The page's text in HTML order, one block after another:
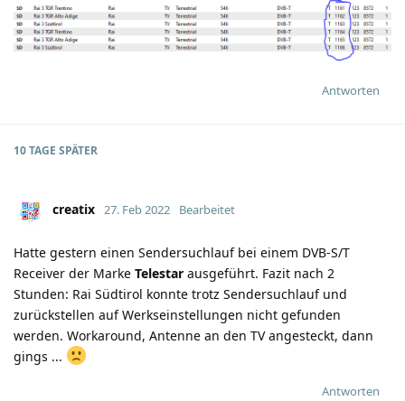
Antworten
10 TAGE SPÄTER
creatix 27. Feb 2022 Bearbeitet
Hatte gestern einen Sendersuchlauf bei einem DVB-S/T
Receiver der Marke Telestar ausgeführt. Fazit nach 2
Stunden: Rai Südtirol konnte trotz Sendersuchlauf und
zurückstellen auf Werkseinstellungen nicht gefunden
werden. Workaround, Antenne an den TV angesteckt, dann
gings ...
Antworten